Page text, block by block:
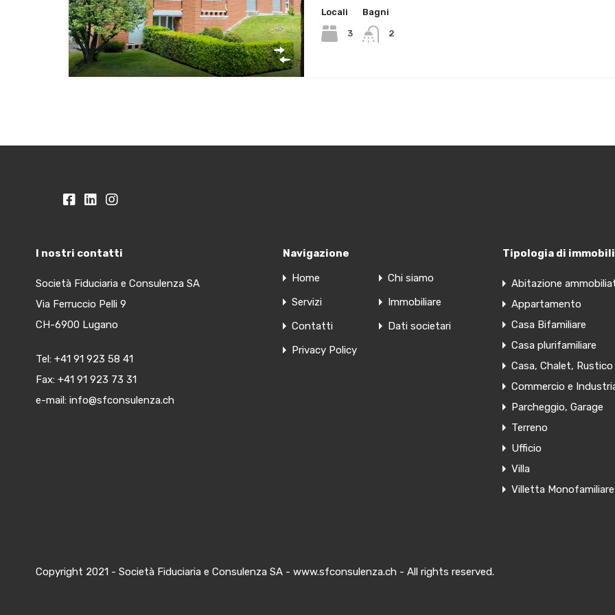
Locali
3
Bagni
2
I nostri contatti
Società Fiduciaria e Consulenza SA
Via Ferruccio Pelli 9
CH-6900 Lugano
Tel: +41 91 923 58 41
Fax: +41 91 923 73 31
e-mail: info@sfconsulenza.ch
Navigazione
Home
Chi siamo
Servizi
Immobiliare
Contatti
Dati societari
Privacy Policy
Tipologia di immobili
Abitazione
Appartamento
Casa Bifamiliare
Casa plurifamiliare
Casa, Chalet, Rustico
Commercio e
Parcheggio, Garage
Terreno
Ufficio
Villa
Villetta Monofamiliare
Copyright 2021 - Società Fiduciaria e Consulenza SA - www.sfconsulenza.ch - All rights reserved.